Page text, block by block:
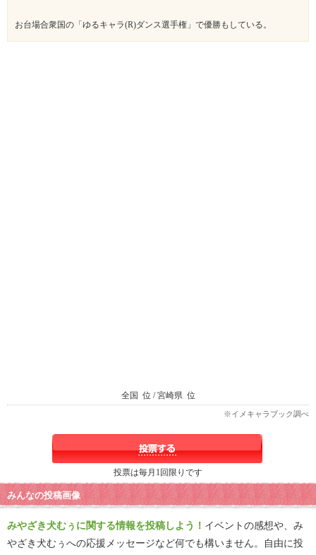
お台場合衆国の「ゆるキャラ(R)ダンス選手権」で優勝もしている。
全国 位 / 宮崎県 位
※イメキャラブック調べ
投票は毎月1回限りです
みんなの投稿画像
みやざき犬むぅに関する情報を投稿しよう！ イベントの感想や、み
やざき犬むぅへの応援メッセージなど何でも構いません。自由に投